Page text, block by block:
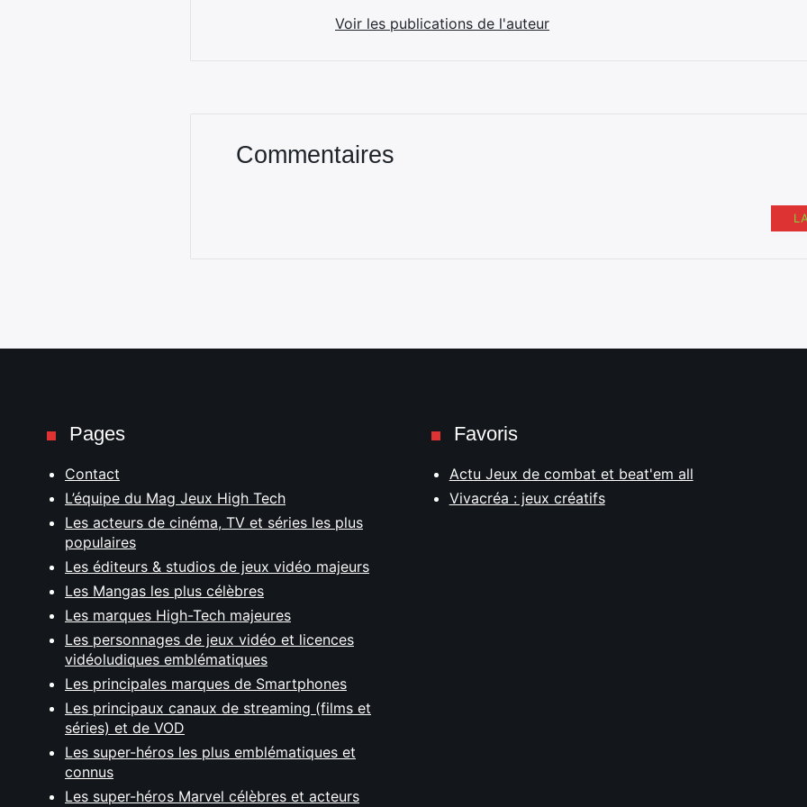
Voir les publications de l'auteur
Commentaires
Pages
Contact
L’équipe du Mag Jeux High Tech
Les acteurs de cinéma, TV et séries les plus
populaires
Les éditeurs & studios de jeux vidéo majeurs
Les Mangas les plus célèbres
Les marques High-Tech majeures
Les personnages de jeux vidéo et licences
vidéoludiques emblématiques
Les principales marques de Smartphones
Les principaux canaux de streaming (films et
séries) et de VOD
Les super-héros les plus emblématiques et
connus
Les super-héros Marvel célèbres et acteurs
Favoris
Actu Jeux de combat et beat'em all
Vivacréa : jeux créatifs